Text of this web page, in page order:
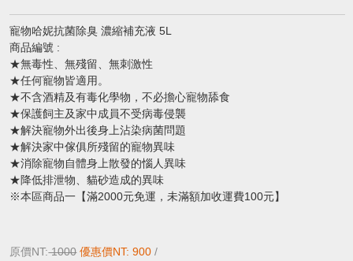
寵物哈妮抗菌除臭 濃縮補充液 5L
商品編號 :
★無毒性、無殘留、無刺激性
★任何寵物皆適用。
★不含酒精及有毒化學物，不必擔心寵物舔食
★保護飼主及家中成員不受病毒侵襲
★解決寵物外出後身上沾染病菌問題
★解決家中傢俱所殘留的寵物異味
★消除寵物自體身上散發的惱人異味
★降低排泄物、貓砂造成的異味
※本區商品一【滿2000元免運，未滿額加收運費100元】
原價NT:1000優惠價NT: 900/